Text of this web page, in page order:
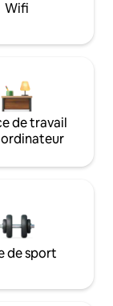
Wifi
de travail
de sport